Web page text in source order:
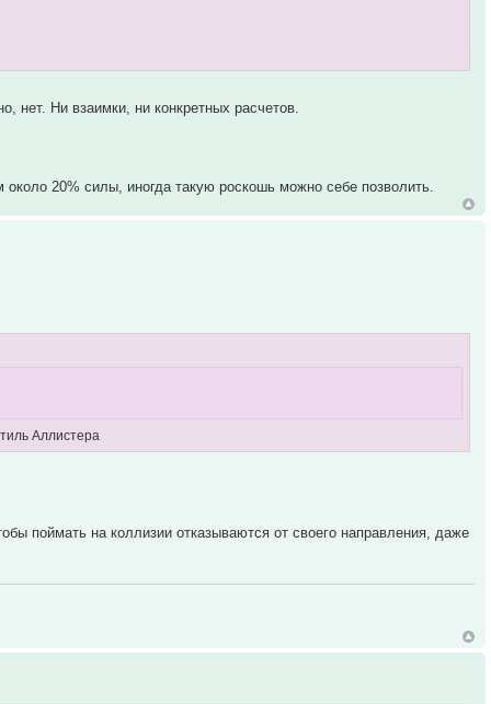
нет. Ни взаимки, ни конкретных расчетов.
20% силы, иногда такую роскошь можно себе позволить.
Аллистера
поймать на коллизии отказываются от своего направления, даже